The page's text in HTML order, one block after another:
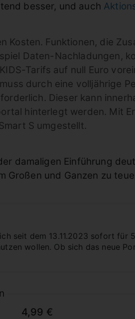
besser, und auch
Kosten. Funktionen, die
Daten-Nachladungen,
Tarifs auf null Euro
durch eine volljährige
Dieser kann
hinterlegt werden. Mit
S umgestellt.
damaligen Einführung
Großen und Ganzen zu
seit dem 13.11.2023 sofort für
wollen. Ob sich das neue
4,99 €